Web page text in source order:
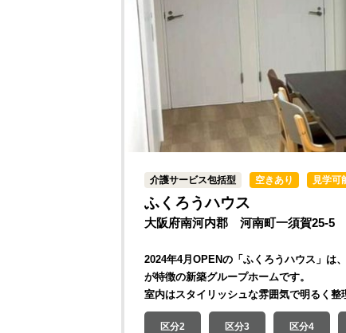
介護サービス包括型 空きあり 見学可
ふくろうハウス
大阪府南河内郡 河南町一須賀25-5
2024年4月OPENの「ふくろうハウス」は
が特徴の新築グループホームです。
室内はスタイリッシュな雰囲気で明るく
区分2 区分3 区分4